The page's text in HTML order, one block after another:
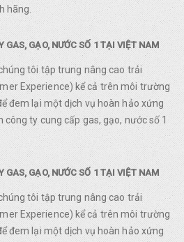
hãng.
GAS, GẠO, NƯỚC SỐ 1 TẠI VIỆT NAM
tôi tập trung nâng cao trải
Experience) kể cả trên môi trường
đem lại một dịch vụ hoàn hảo xứng
ty cung cấp gas, gạo, nước số 1
GAS, GẠO, NƯỚC SỐ 1 TẠI VIỆT NAM
tôi tập trung nâng cao trải
Experience) kể cả trên môi trường
đem lại một dịch vụ hoàn hảo xứng